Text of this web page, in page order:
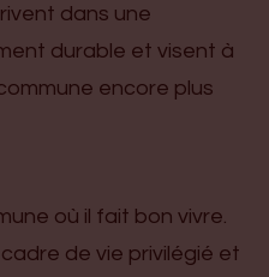
dans une
durable et visent à
encore plus
où il fait bon vivre.
de vie privilégié et